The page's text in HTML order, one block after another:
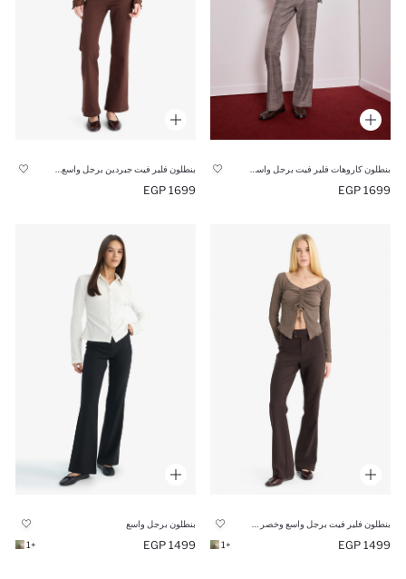
1699 EGP
1699 EGP
1499 EGP
+1
بنطلون برجل واسع
1499 EGP
+1